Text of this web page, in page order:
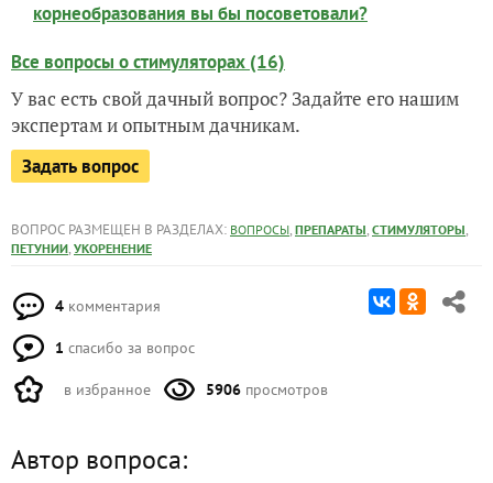
корнеобразования вы бы посоветовали?
Все вопросы о стимуляторах (16)
У вас есть свой дачный вопрос? Задайте его нашим
экспертам и опытным дачникам.
Задать вопрос
ВОПРОС РАЗМЕЩЕН В РАЗДЕЛАХ: ВОПРОСЫ, ПРЕПАРАТЫ, СТИМУЛЯТОРЫ,
ПЕТУНИИ, УКОРЕНЕНИЕ
4 комментария
1 спасибо за вопрос
в избранное 5906 просмотров
Автор вопроса: